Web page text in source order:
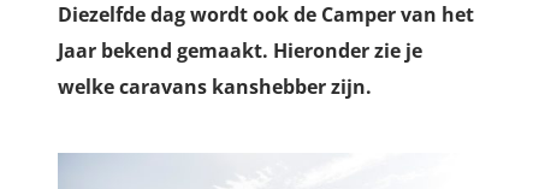
Diezelfde dag wordt ook de Camper van het
Jaar bekend gemaakt. Hieronder zie je
welke caravans kanshebber zijn.